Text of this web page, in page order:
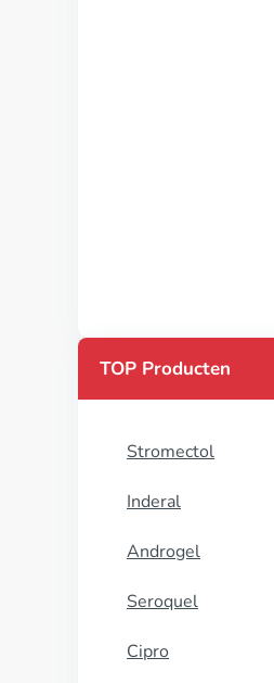
TOP Producten
Stromectol
Inderal
Androgel
Seroquel
Cipro